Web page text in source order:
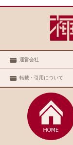
運営会社
転載・引用について